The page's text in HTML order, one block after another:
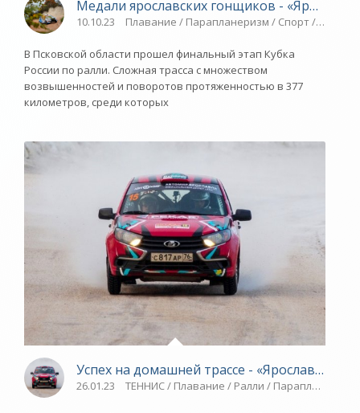
Медали ярославских гонщиков -
10.10.23 Плавание / Парапланеризм / Спорт / АВТО/
В Псковской области прошел финальный этап Кубка
России по ралли. Сложная трасса с множеством
возвышенностей и поворотов протяженностью в 377
километров, среди которых
Успех на домашней трассе - «Ярославский
26.01.23 ТЕННИС / Плавание / Ралли /